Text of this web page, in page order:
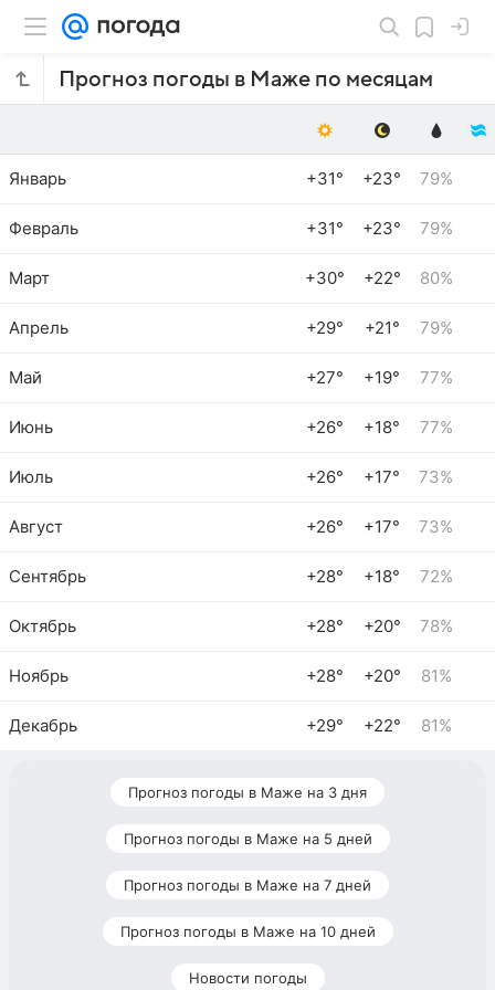
Прогноз погоды в Маже по месяцам
Январь +31° +23° 79%
Февраль +31° +23° 79%
Март +30° +22° 80%
Апрель +29° +21° 79%
Май +27° +19° 77%
Июнь +26° +18° 77%
Июль +26° +17° 73%
Август +26° +17° 73%
Сентябрь +28° +18° 72%
Октябрь +28° +20° 78%
Ноябрь +28° +20° 81%
Декабрь +29° +22° 81%
Прогноз погоды в Маже на 3 дня
Прогноз погоды в Маже на 5 дней
Прогноз погоды в Маже на 7 дней
Прогноз погоды в Маже на 10 дней
Новости погоды